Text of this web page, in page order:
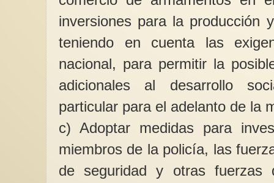
inversiones para la producción
teniendo en cuenta las
nacional, para permitir la
adicionales al desarrollo
particular para el adelanto de la
c) Adoptar medidas para
miembros de la policía, las
de seguridad y otras fuerzas